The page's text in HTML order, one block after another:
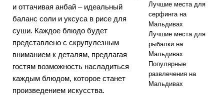
и оттачивая анбай – идеальный
баланс соли и уксуса в рисе для
суши. Каждое блюдо будет
представлено с скрупулезным
вниманием к деталям, предлагая
гостям возможность насладиться
каждым блюдом, которое станет
произведением искусства.
Лучшие места для
серфинга на
Мальдивах
Лучшие места для
рыбалки на
Мальдивах
Популярные
развлечения на
Мальдивах